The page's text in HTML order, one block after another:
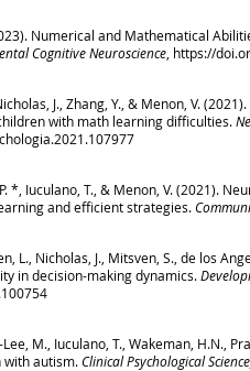
Numerical and Mathematical
Cognitive Neuroscience https://
Nicholas, J., Zhang, Y., & Menon, V.
with math learning difficulties.
*, Iuculano, T., & Menon, V. (2021).
and efficient strategies.
L., Nicholas, J., Mitsven, S., de los
in decision-making dynamics.
M., Iuculano, T., Wakeman, H.N.,
with autism.Clinical Psychological